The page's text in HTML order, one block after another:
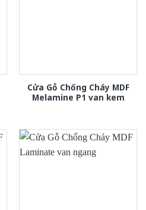
Cửa Gỗ Chống Cháy MDF
Melamine P1 van kem